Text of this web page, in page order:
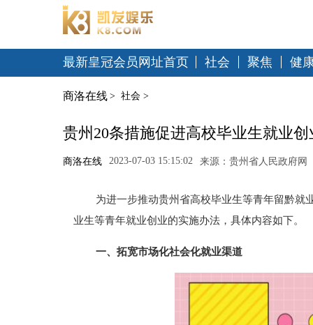
最新皇冠会员网址首页 社会 聚焦 健
商洛在线 > 社会 >
贵州20条措施促进高校毕业生就业
商洛在线 2023-07-03 15:15:02 来源：贵州省人民政府网
为进一步推动贵州省高校毕业生等青年留黔就
业生等青年就业创业的实施办法，具体内容如下。
一、拓宽市场化社会化就业渠道